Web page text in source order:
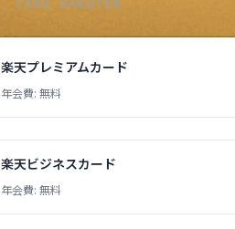
楽天プレミアムカード
年会費: 無料
楽天ビジネスカード
年会費: 無料